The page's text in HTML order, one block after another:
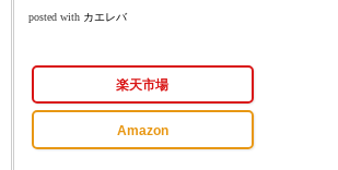
posted with カエレバ
楽天市場
Amazon